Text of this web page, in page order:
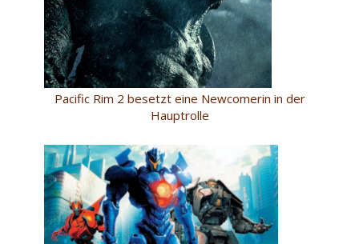
Pacific Rim 2 besetzt eine Newcomerin in der
Hauptrolle